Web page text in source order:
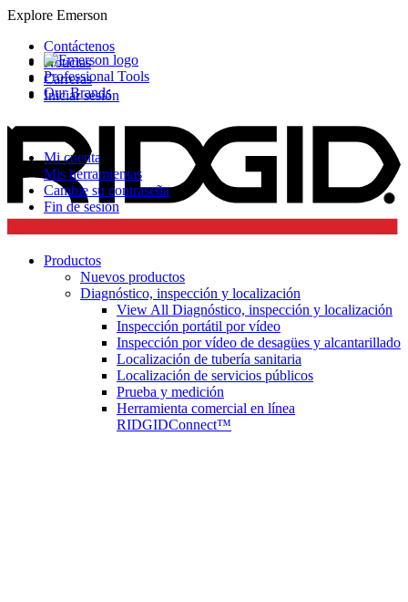
Explore Emerson
Professional Tools
Our Brands
Contáctenos
Noticias
Carreras
Iniciar sesión
Mi cuenta
Mis herramientas
Cambie su contraseña
Fin de sesión
Productos
Nuevos productos
Diagnóstico, inspección y localización
View All Diagnóstico, inspección y localización
Inspección portátil por vídeo
Inspección por vídeo de desagües y alcantarillado
Localización de tubería sanitaria
Localización de servicios públicos
Prueba y medición
Herramienta comercial en línea
RIDGIDConnect™